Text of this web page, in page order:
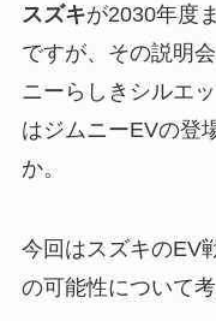
スズキが2030年度
ですが、その説明
ニーらしきシルエ
はジムニーEVの登
か。
今回はスズキのEV
の可能性について考